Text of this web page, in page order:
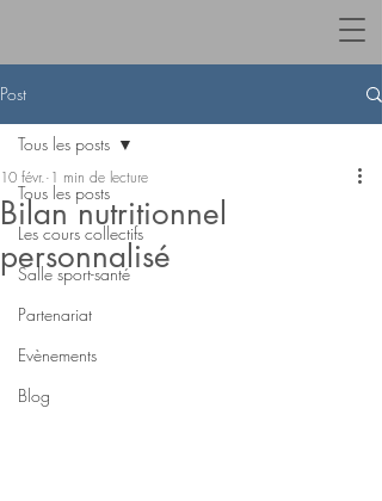
Post
Tous les posts
Les cours collectifs
Salle sport-santé
Partenariat
Evènements
Blog
Tous les posts
Bilan nutritionnel
personnalisé
10 févr. 1 min de lecture